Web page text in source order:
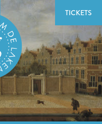
TICKETS